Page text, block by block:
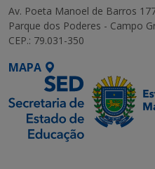
Av. Poeta Manoel de Barros
Parque dos Poderes - Campo
CEP.: 79.031-350
MAPA